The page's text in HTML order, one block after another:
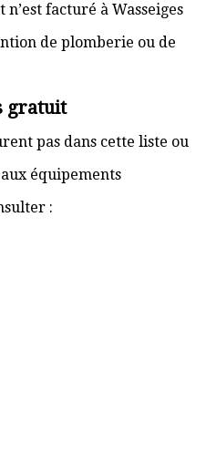
facturé à Wasseiges
de plomberie ou de
gratuit
pas dans cette liste ou
équipements
: